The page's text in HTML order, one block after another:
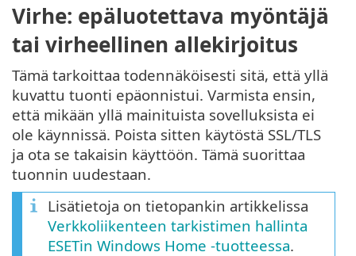
Virhe: epäluotettava myöntäjä
tai virheellinen allekirjoitus
Tämä tarkoittaa todennäköisesti sitä, että yllä
kuvattu tuonti epäonnistui. Varmista ensin,
että mikään yllä mainituista sovelluksista ei
ole käynnissä. Poista sitten käytöstä SSL/TLS
ja ota se takaisin käyttöön. Tämä suorittaa
tuonnin uudestaan.
Lisätietoja on tietopankin artikkelissa
Verkkoliikenteen tarkistimen hallinta
ESETin Windows Home -tuotteessa.